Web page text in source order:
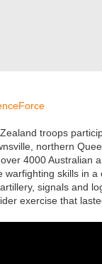
troops
northern
4000 Australian
warfighting skills in a
signals and
exercise that